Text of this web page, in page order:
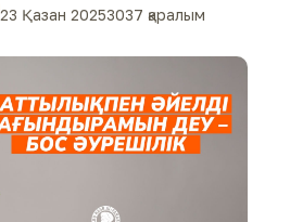
23 Қазан 20253037 қаралым